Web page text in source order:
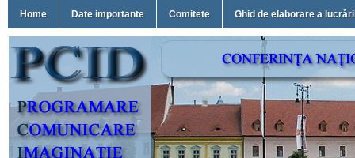
Home Date importante Comitete Ghid de elaborare a